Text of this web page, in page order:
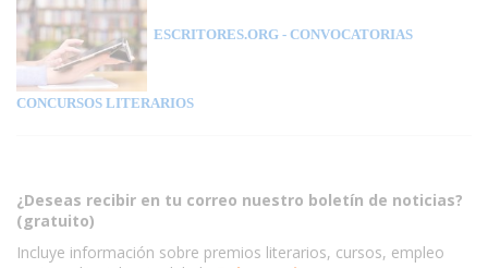
ESCRITORES.ORG - CONVOCATORIAS
CONCURSOS LITERARIOS
¿Deseas recibir en tu correo nuestro boletín de noticias?
(gratuito)
Incluye información sobre premios literarios, cursos, empleo